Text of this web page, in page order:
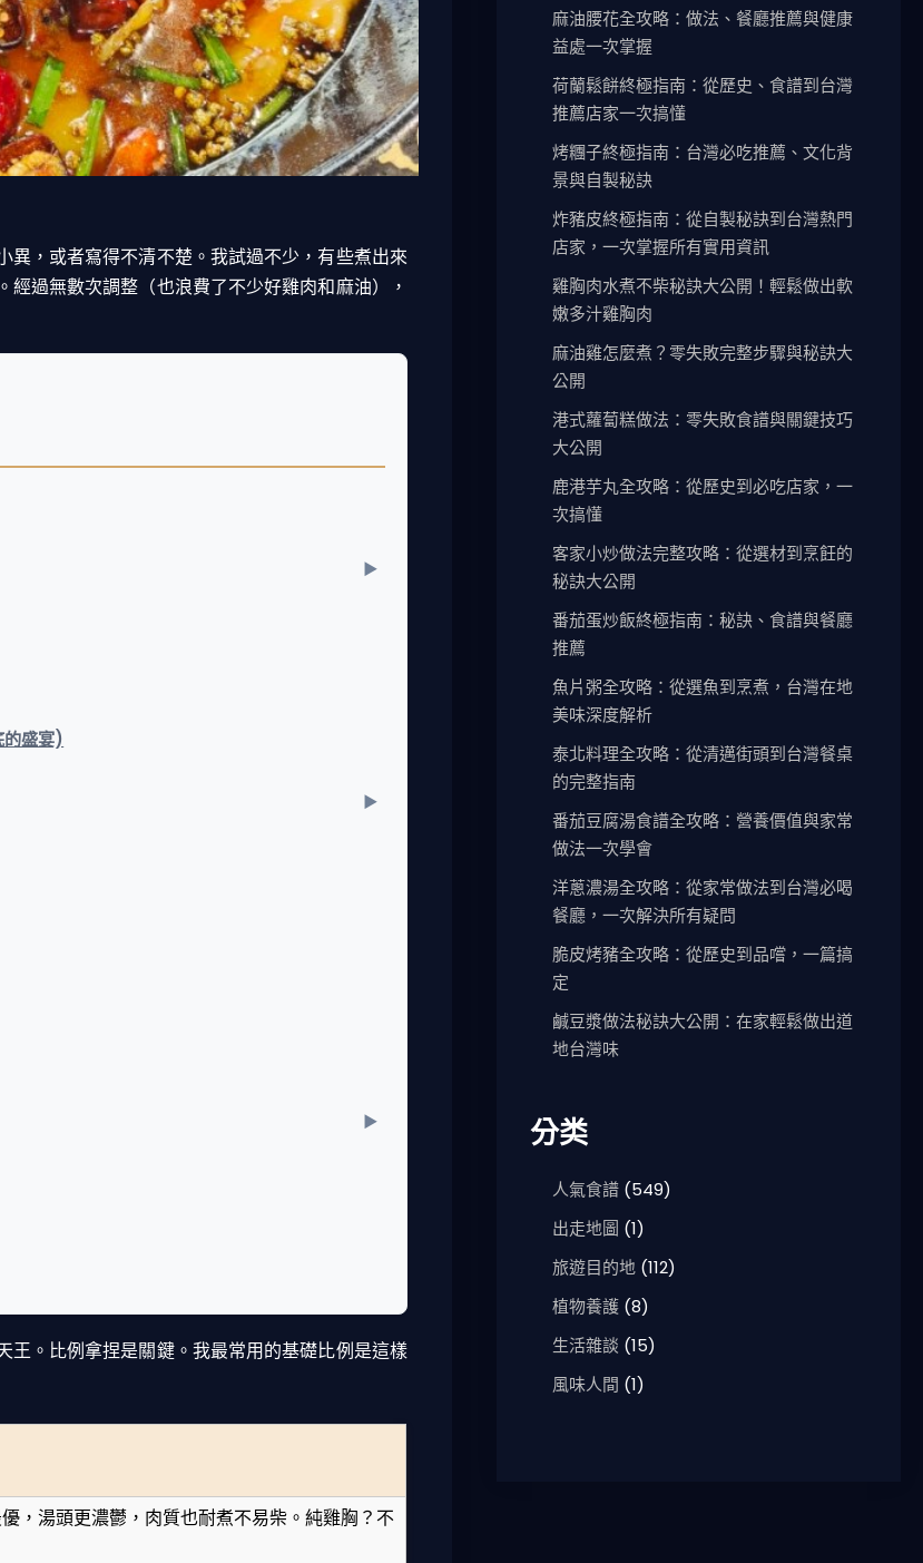
異，或者寫得不清不楚。我試過不少，有些煮出來
過無數次調整（也浪費了不少好雞肉和麻油），
盛宴)
王。比例拿捏是關鍵。我最常用的基礎比例是這樣
，湯頭更濃鬱，肉質也耐煮不易柴。純雞胸？不
麻油腰花全攻略：做法、餐廳推薦與健康
益處一次掌握
荷蘭鬆餅終極指南：從歷史、食譜到台灣
推薦店家一次搞懂
烤糰子終極指南：台灣必吃推薦、文化背
景與自製秘訣
炸豬皮終極指南：從自製秘訣到台灣熱門
店家，一次掌握所有實用資訊
雞胸肉水煮不柴秘訣大公開！輕鬆做出軟
嫩多汁雞胸肉
麻油雞怎麼煮？零失敗完整步驟與秘訣大
公開
港式蘿蔔糕做法：零失敗食譜與關鍵技巧
大公開
鹿港芋丸全攻略：從歷史到必吃店家，一
次搞懂
客家小炒做法完整攻略：從選材到烹飪的
秘訣大公開
番茄蛋炒飯終極指南：秘訣、食譜與餐廳
推薦
魚片粥全攻略：從選魚到烹煮，台灣在地
美味深度解析
泰北料理全攻略：從清邁街頭到台灣餐桌
的完整指南
番茄豆腐湯食譜全攻略：營養價值與家常
做法一次學會
洋蔥濃湯全攻略：從家常做法到台灣必喝
餐廳，一次解決所有疑問
脆皮烤豬全攻略：從歷史到品嚐，一篇搞
定
鹹豆漿做法秘訣大公開：在家輕鬆做出道
地台灣味
分类
人氣食譜(549)
出走地圖 (1)
旅遊目的地(112)
植物養護(8)
生活雜談 (15)
風味人間 (1)